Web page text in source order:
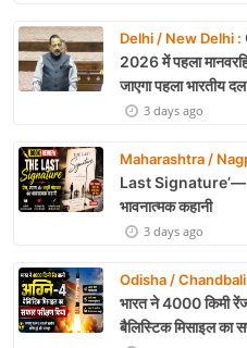
Delhi / New Delhi :
2026 में पहला
जाएगा पहला भारतीय दल
3 days ago
Maharashtra /
Last Signature’—
भावनात्मक कहानी
3 days ago
Odisha / Chandbali
भारत ने 4000 किमी
बैलिस्टिक मिसाइल का